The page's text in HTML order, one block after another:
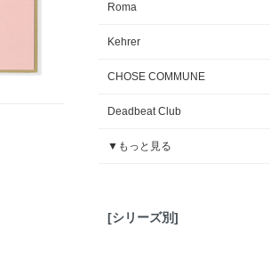
Roma
Kehrer
CHOSE COMMUNE
Deadbeat Club
▼もっと見る
[シリーズ別]